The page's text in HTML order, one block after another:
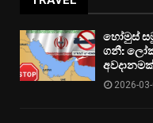
හෝමුස්
ගනී: ලෝක
2026-